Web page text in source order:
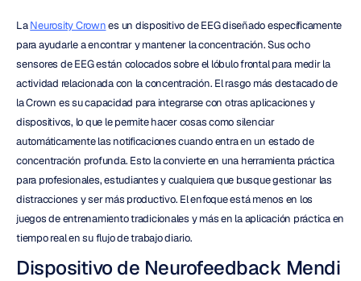
La Neurosity Crown es un dispositivo de EEG diseñado específicamente
para ayudarle a encontrar y mantener la concentración. Sus ocho
sensores de EEG están colocados sobre el lóbulo frontal para medir la
actividad relacionada con la concentración. El rasgo más destacado de
la Crown es su capacidad para integrarse con otras aplicaciones y
dispositivos, lo que le permite hacer cosas como silenciar
automáticamente las notificaciones cuando entra en un estado de
concentración profunda. Esto la convierte en una herramienta práctica
para profesionales, estudiantes y cualquiera que busque gestionar las
distracciones y ser más productivo. El enfoque está menos en los
juegos de entrenamiento tradicionales y más en la aplicación práctica en
tiempo real en su flujo de trabajo diario.
Dispositivo de Neurofeedback Mendi